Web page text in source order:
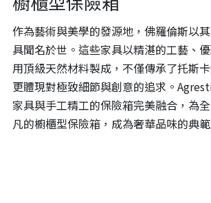
作為藝術與美學的發源地，佛羅倫斯以
具聞名於世。這些家具以精湛的工藝、
用頂級天然材料製成，不僅傳承了托斯
更體現對極致細節與創意的追求。
家具與手工精工的保險箱完美融合，為
凡的櫥櫃型保險箱，成為奢華品味的典範